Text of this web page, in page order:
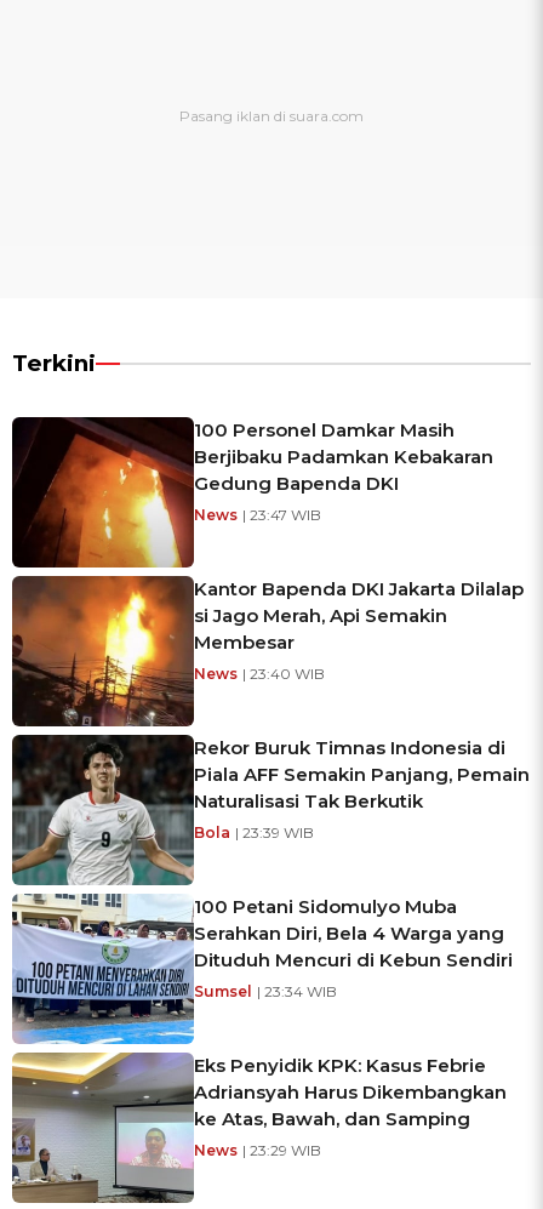
Terkini
100 Personel Damkar Masih
Berjibaku Padamkan Kebakaran
Gedung Bapenda DKI
News | 23:47 WIB
Kantor Bapenda DKI Jakarta Dilalap
si Jago Merah, Api Semakin
Membesar
News | 23:40 WIB
Rekor Buruk Timnas Indonesia di
Piala AFF Semakin Panjang, Pemain
Naturalisasi Tak Berkutik
Bola | 23:39 WIB
100 Petani Sidomulyo Muba
Serahkan Diri, Bela 4 Warga yang
Dituduh Mencuri di Kebun Sendiri
Sumsel | 23:34 WIB
Eks Penyidik KPK: Kasus Febrie
Adriansyah Harus Dikembangkan
ke Atas, Bawah, dan Samping
News | 23:29 WIB